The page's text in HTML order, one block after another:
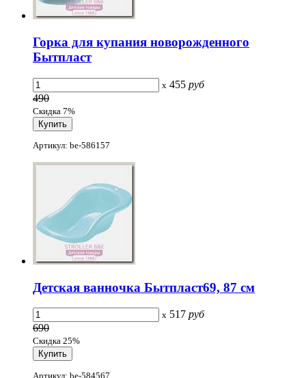
Горка для купания новорожденного
Бытпласт
x 455 руб
490
Скидка 7%
Артикул: be-586157
Детская ванночка Бытпласт69, 87 см
x 517 руб
690
Скидка 25%
Артикул: be-584567